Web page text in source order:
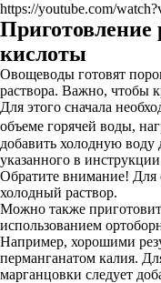
https://youtube.com/
Приготовление
кислоты
Овощеводы готовят
раствора. Важно, чтобы
Для этого сначала
объеме горячей воды,
добавить холодную
указанного в
Обратите внимание! Для
холодный раствор.
Можно также
использованием
Например, хорошими
перманганатом калия.
марганцовки следует